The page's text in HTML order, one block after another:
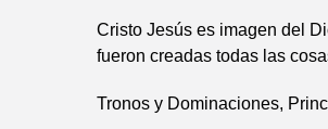
Cristo Jesús es imagen del
fueron creadas todas las
Tronos y Dominaciones,